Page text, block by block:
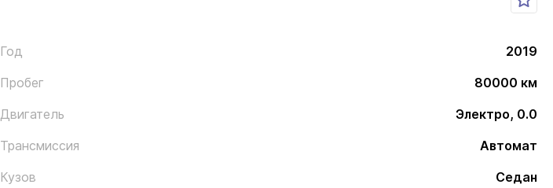
Год
2019
Пробег
80000 км
Двигатель
Электро, 0.0
Трансмиссия
Автомат
Кузов
Седан